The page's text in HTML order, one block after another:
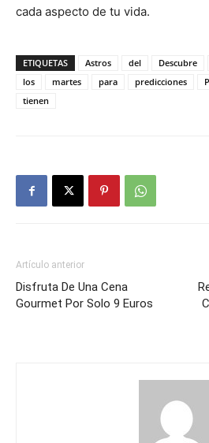
cada aspecto de tu vida.
ETIQUETAS Astros del Descubre
los
martes para predicciones
tienen
Artículo anterior
Disfruta De Una Cena
Gourmet Por Solo 9 Euros